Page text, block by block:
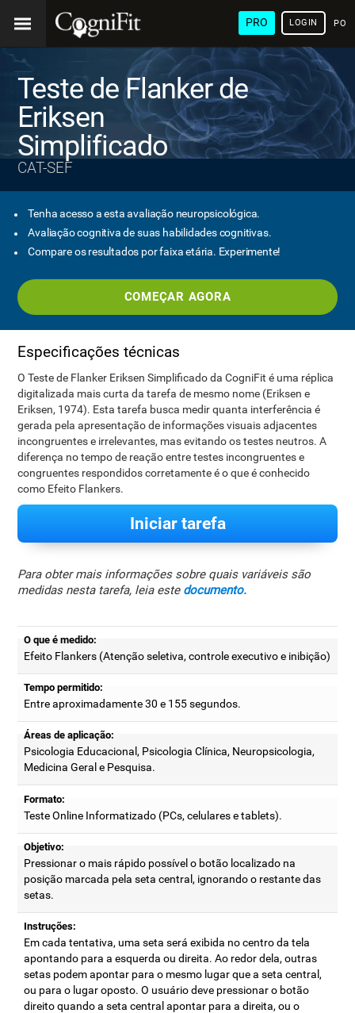
PRO LOGIN
Teste de Flanker de
Eriksen
Simplificado
CAT-SEF
Tenha acesso a esta avaliação neuropsicológica.
Avaliação cognitiva de suas habilidades cognitivas.
Compare os resultados por faixa etária. Experimente!
COMEÇAR AGORA
Especificações técnicas
O Teste de Flanker Eriksen Simplificado da CogniFit é uma réplica
digitalizada mais curta da tarefa de mesmo nome (Eriksen e
Eriksen, 1974). Esta tarefa busca medir quanta interferência é
gerada pela apresentação de informações visuais adjacentes
incongruentes e irrelevantes, mas evitando os testes neutros. A
diferença no tempo de reação entre testes incongruentes e
congruentes respondidos corretamente é o que é conhecido
como Efeito Flankers.
Iniciar tarefa
Para obter mais informações sobre quais variáveis são
medidas nesta tarefa, leia este documento.
O que é medido:
Efeito Flankers (Atenção seletiva, controle executivo e inibição)
Tempo permitido:
Entre aproximadamente 30 e 155 segundos.
Áreas de aplicação:
Psicologia Educacional, Psicologia Clínica, Neuropsicologia,
Medicina Geral e Pesquisa.
Formato:
Teste Online Informatizado (PCs, celulares e tablets).
Objetivo:
Pressionar o mais rápido possível o botão localizado na
posição marcada pela seta central, ignorando o restante das
setas.
Instruções:
Em cada tentativa, uma seta será exibida no centro da tela
apontando para a esquerda ou direita. Ao redor dela, outras
setas podem apontar para o mesmo lugar que a seta central,
ou para o lugar oposto. O usuário deve pressionar o botão
direito quando a seta central apontar para a direita, ou o